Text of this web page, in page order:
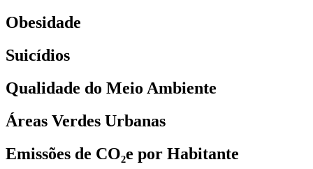
Obesidade
Suicídios
Qualidade do Meio Ambiente
Áreas Verdes Urbanas
Emissões de CO₂e por Habitante